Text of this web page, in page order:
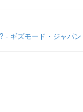
- ギズモード・ジャパン